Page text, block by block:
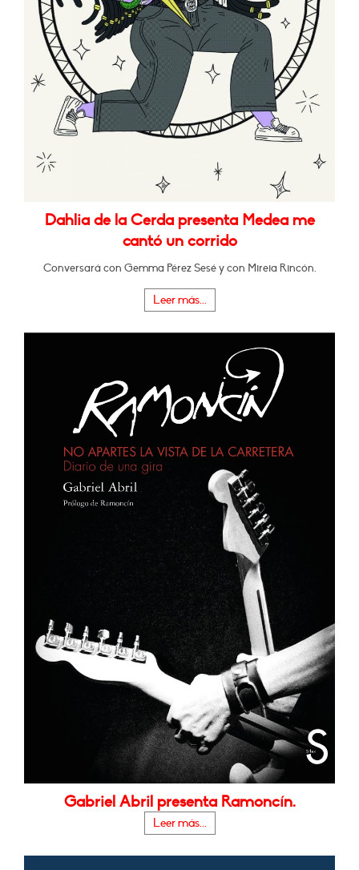
Dahlia de la Cerda presenta Medea me
cantó un corrido
Conversará con Gemma Pérez Sesé y con Mireia Rincón.
Leer más...
Gabriel Abril presenta Ramoncín.
Leer más...